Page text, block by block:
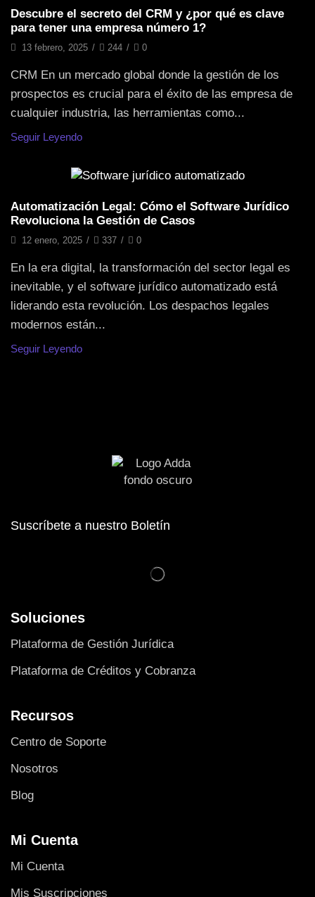
Descubre el secreto del CRM y ¿por qué es clave
para tener una empresa número 1?
13 febrero, 2025 / 244 / 0
CRM En un mercado global donde la gestión de los
prospectos es crucial para el éxito de las empresa de
cualquier industria, las herramientas como...
Seguir Leyendo
Automatización Legal: Cómo el Software Jurídico
Revoluciona la Gestión de Casos
12 enero, 2025 / 337 / 0
En la era digital, la transformación del sector legal es
inevitable, y el software jurídico automatizado está
liderando esta revolución. Los despachos legales
modernos están...
Seguir Leyendo
Suscríbete a nuestro Boletín
Soluciones
Plataforma de Gestión Jurídica
Plataforma de Créditos y Cobranza
Recursos
Centro de Soporte
Nosotros
Blog
Mi Cuenta
Mi Cuenta
Mis Suscripciones